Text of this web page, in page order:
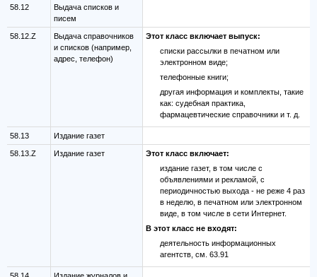
58.12
Выдача списков и
писем
58.12.Z
Выдача справочников
и списков (например,
адрес, телефон)
Этот класс включает выпуск:
списки рассылки в печатном или
электронном виде;
телефонные книги;
другая информация и комплекты, такие
как: судебная практика,
фармацевтические справочники и т. д.
58.13 Издание газет
58.13.Z Издание газет
Этот класс включает:
издание газет, в том числе c
объявлениями и рекламой, с
периодичностью выхода - не реже 4 раз
в неделю, в печатном или электронном
виде, в том числе в сети Интернет.
В этот класс не входят:
деятельность информационных
агентств, см. 63.91